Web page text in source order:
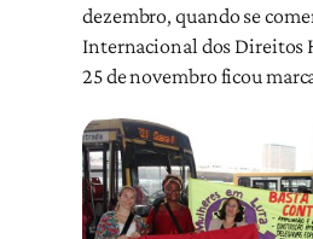
dezembro, quando se
Internacional dos Direitos
25 de novembro ficou